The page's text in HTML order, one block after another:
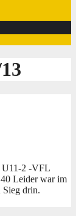
U11-2 -VFL
Leider war im
Sieg drin.